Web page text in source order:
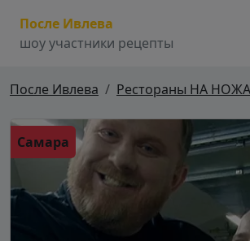
После Ивлева
шоу участники рецепты
После Ивлева Рестораны НА
Самара